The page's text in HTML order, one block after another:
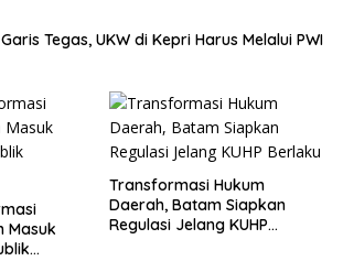
Tegas, UKW di Kepri Harus Melalui PWI
Masuk
Transformasi Hukum
Daerah, Batam Siapkan
Regulasi Jelang KUHP